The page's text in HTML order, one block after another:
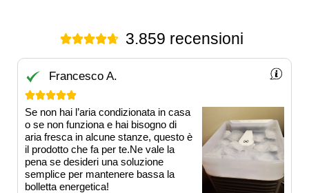
 3.859 recensioni
Francesco A.

Se non hai l’aria condizionata in casa
o se non funziona e hai bisogno di
aria fresca in alcune stanze, questo è
il prodotto che fa per te.Ne vale la
pena se desideri una soluzione
semplice per mantenere bassa la
bolletta energetica!